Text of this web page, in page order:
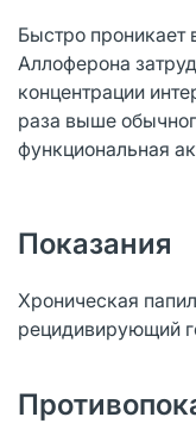
Быстро проникает
Аллоферона
концентрации
раза выше
функциональная
Показания
Хроническая
рецидивирующий